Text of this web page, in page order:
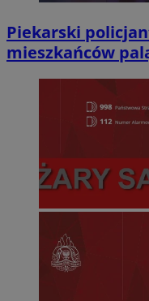
Piekarski
mieszkańców